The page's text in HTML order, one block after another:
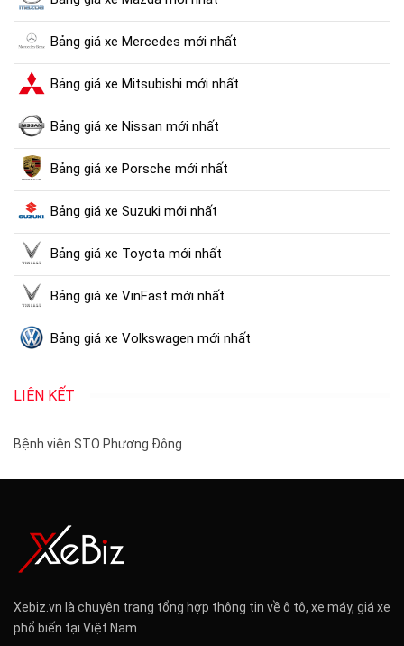
Bảng giá xe Mercedes mới nhất
Bảng giá xe Mitsubishi mới nhất
Bảng giá xe Nissan mới nhất
Bảng giá xe Porsche mới nhất
Bảng giá xe Suzuki mới nhất
Bảng giá xe Toyota mới nhất
Bảng giá xe VinFast mới nhất
Bảng giá xe Volkswagen mới nhất
LIÊN KẾT
Bệnh viện STO Phương Đông
Xebiz.vn là chuyên trang tổng hợp thông tin về ô tô, xe máy, giá xe
phổ biến tại Việt Nam